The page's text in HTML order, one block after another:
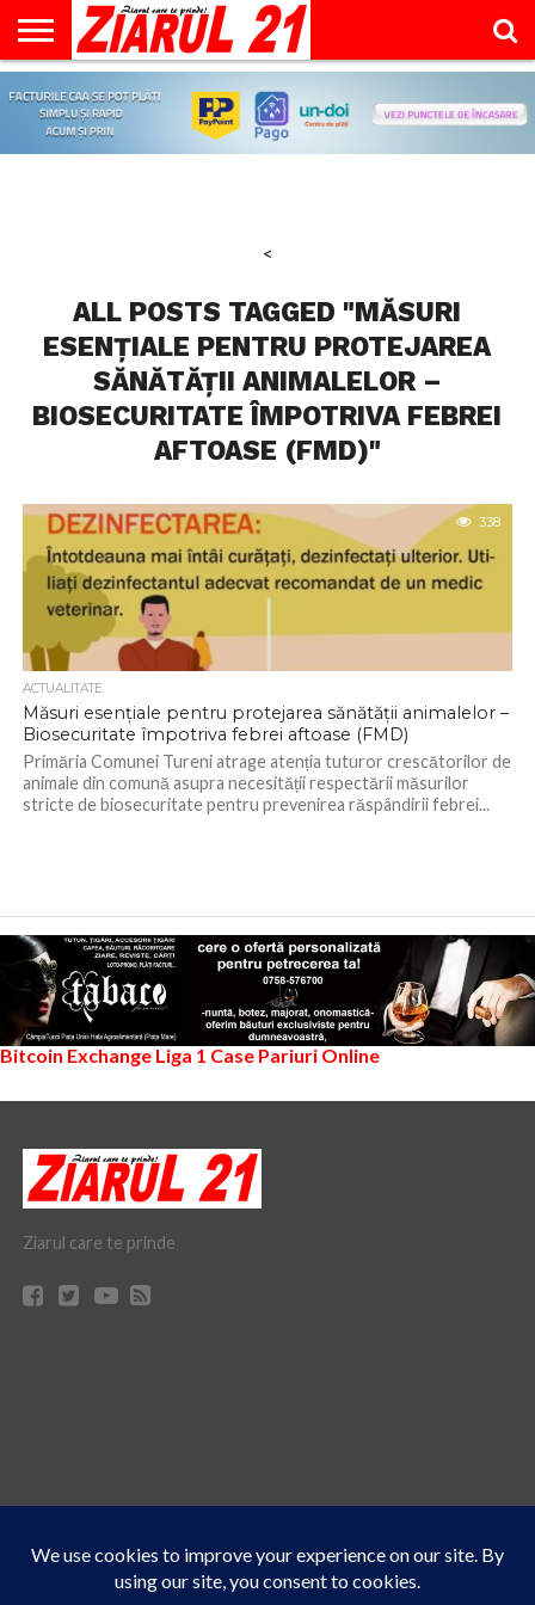
INTERVIU
EDUCAŢIE
LIFESTYLE
& TIMP
LIBER
OPINII
SPORT
ŞTIRI
UTILE
CONTACT
<
ALL POSTS TAGGED "MĂSURI
ESENȚIALE PENTRU PROTEJAREA
SĂNĂTĂȚII ANIMALELOR –
BIOSECURITATE ÎMPOTRIVA FEBREI
AFTOASE (FMD)"
338
ACTUALITATE
Măsuri esențiale pentru protejarea sănătății animalelor –
Biosecuritate împotriva febrei aftoase (FMD)
Primăria Comunei Tureni atrage atenția tuturor crescătorilor de
animale din comună asupra necesității respectării măsurilor
stricte de biosecuritate pentru prevenirea răspândirii febrei...
Bitcoin Exchange Liga 1 Case Pariuri Online
Ziarul care te prinde